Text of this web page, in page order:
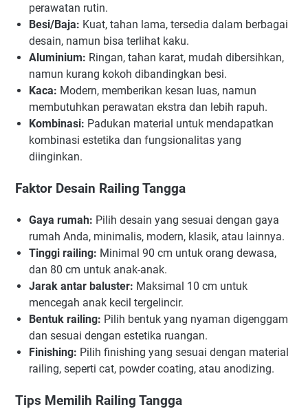
perawatan rutin.
Besi/Baja: Kuat, tahan lama, tersedia dalam berbagai
desain, namun bisa terlihat kaku.
Aluminium: Ringan, tahan karat, mudah dibersihkan,
namun kurang kokoh dibandingkan besi.
Kaca: Modern, memberikan kesan luas, namun
membutuhkan perawatan ekstra dan lebih rapuh.
Kombinasi: Padukan material untuk mendapatkan
kombinasi estetika dan fungsionalitas yang
diinginkan.
Faktor Desain Railing Tangga
Gaya rumah: Pilih desain yang sesuai dengan gaya
rumah Anda, minimalis, modern, klasik, atau lainnya.
Tinggi railing: Minimal 90 cm untuk orang dewasa,
dan 80 cm untuk anak-anak.
Jarak antar baluster: Maksimal 10 cm untuk
mencegah anak kecil tergelincir.
Bentuk railing: Pilih bentuk yang nyaman digenggam
dan sesuai dengan estetika ruangan.
Finishing: Pilih finishing yang sesuai dengan material
railing, seperti cat, powder coating, atau anodizing.
Tips Memilih Railing Tangga